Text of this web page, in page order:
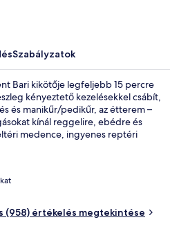
Szabályzatok
Bari kikötője legfeljebb 15 percre
kényeztető kezelésekkel csábít,
és manikűr/pedikűr, az étterem –
kínál reggelire, ebédre és
medence, ingyenes reptéri
segítőkész személyzet és reggeli.
(958) értékelés megtekintése